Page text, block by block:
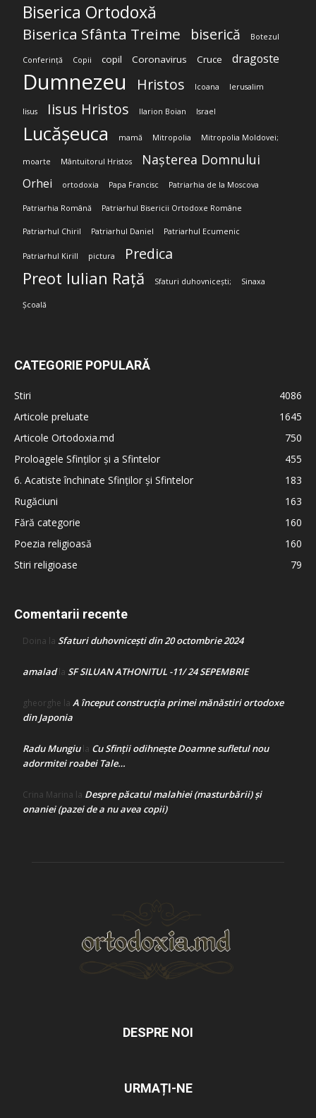
Biserica Ortodoxă
Biserica Sfânta Treime biserică Botezul
Conferință Copii copil Coronavirus Cruce dragoste
Dumnezeu Hristos Icoana Ierusalim
Iisus Iisus Hristos Ilarion Boian Israel
Lucășeuca mamă Mitropolia Mitropolia Moldovei;
moarte Mântuitorul Hristos Nașterea Domnului
Orhei ortodoxia Papa Francisc Patriarhia de la Moscova
Patriarhia Română Patriarhul Bisericii Ortodoxe Române
Patriarhul Chiril Patriarhul Daniel Patriarhul Ecumenic
Patriarhul Kirill pictura Predica
Preot Iulian Rață Sfaturi duhovnicești; Sinaxa
Școală
CATEGORIE POPULARĂ
Stiri
4086
Articole preluate
1645
Articole Ortodoxia.md
750
Proloagele Sfinților și a Sfintelor
455
6. Acatiste închinate Sfinților și Sfintelor
183
Rugăciuni
163
Fără categorie
160
Poezia religioasă
160
Stiri religioase
79
Comentarii recente
Doina la Sfaturi duhovnicești din 20 octombrie 2024
amaladla SF SILUAN ATHONITUL -11/ 24 SEPEMBRIE
gheorghe la A început construcţia primei mănăstiri ortodoxe
din Japonia
Radu Mungiula Cu Sfinții odihnește Doamne sufletul nou
adormitei roabei Tale…
Crina Marina la Despre păcatul malahiei (masturbării) şi
onaniei (pazei de a nu avea copii)
DESPRE NOI
URMAȚI-NE